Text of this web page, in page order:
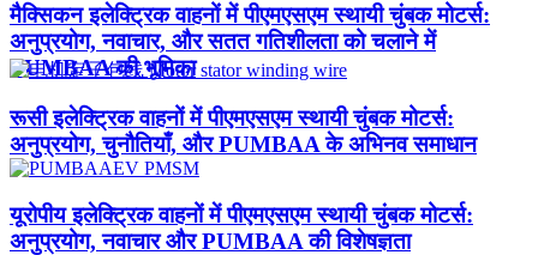
मैक्सिकन इलेक्ट्रिक वाहनों में पीएमएसएम स्थायी चुंबक मोटर्स:
अनुप्रयोग, नवाचार, और सतत गतिशीलता को चलाने में
PUMBAA की भूमिका
रूसी इलेक्ट्रिक वाहनों में पीएमएसएम स्थायी चुंबक मोटर्स:
अनुप्रयोग, चुनौतियाँ, और PUMBAA के अभिनव समाधान
यूरोपीय इलेक्ट्रिक वाहनों में पीएमएसएम स्थायी चुंबक मोटर्स:
अनुप्रयोग, नवाचार और PUMBAA की विशेषज्ञता